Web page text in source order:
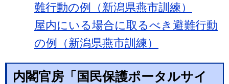
難行動の例（新潟県燕市訓練）
屋内にいる場合に取るべき避難行動
の例（新潟県燕市訓練）
内閣官房「国民保護ポータルサイ